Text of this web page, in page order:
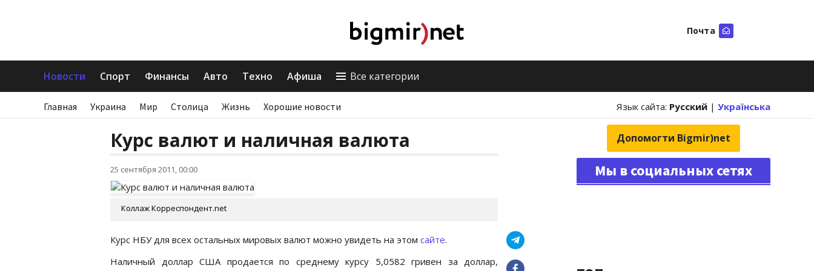
Почта
Новости Спорт Финансы Авто Техно Афиша Все категории
Главная Украина Мир Столица Жизнь Хорошие новости Язык сайта: Русский | Українська
Курс валют и наличная валюта
25 сентября 2011, 00:00
Коллаж Корреспондент.net
Курс НБУ для всех остальных мировых валют можно увидеть на этом сайте.
Наличный доллар США продается по среднему курсу 5,0582 гривен за доллар,
Допомогти Bigmir)net
Мы в социальных сетях